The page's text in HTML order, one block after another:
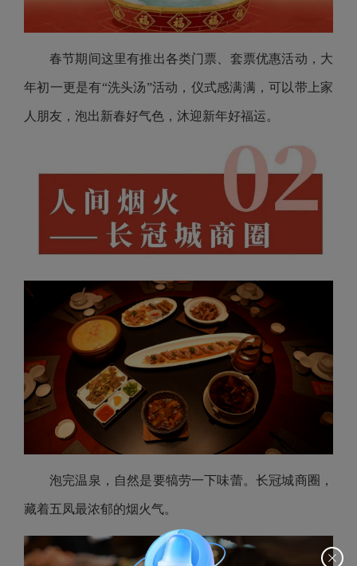
春节期间这里有推出各类门票、套票优惠活动，大
年初一更是有“洗头汤”活动，仪式感满满，可以带上家
人朋友，泡出新春好气色，沐迎新年好福运。
泡完温泉，自然是要犒劳一下味蕾。长冠城商圈，
藏着五凤最浓郁的烟火气。